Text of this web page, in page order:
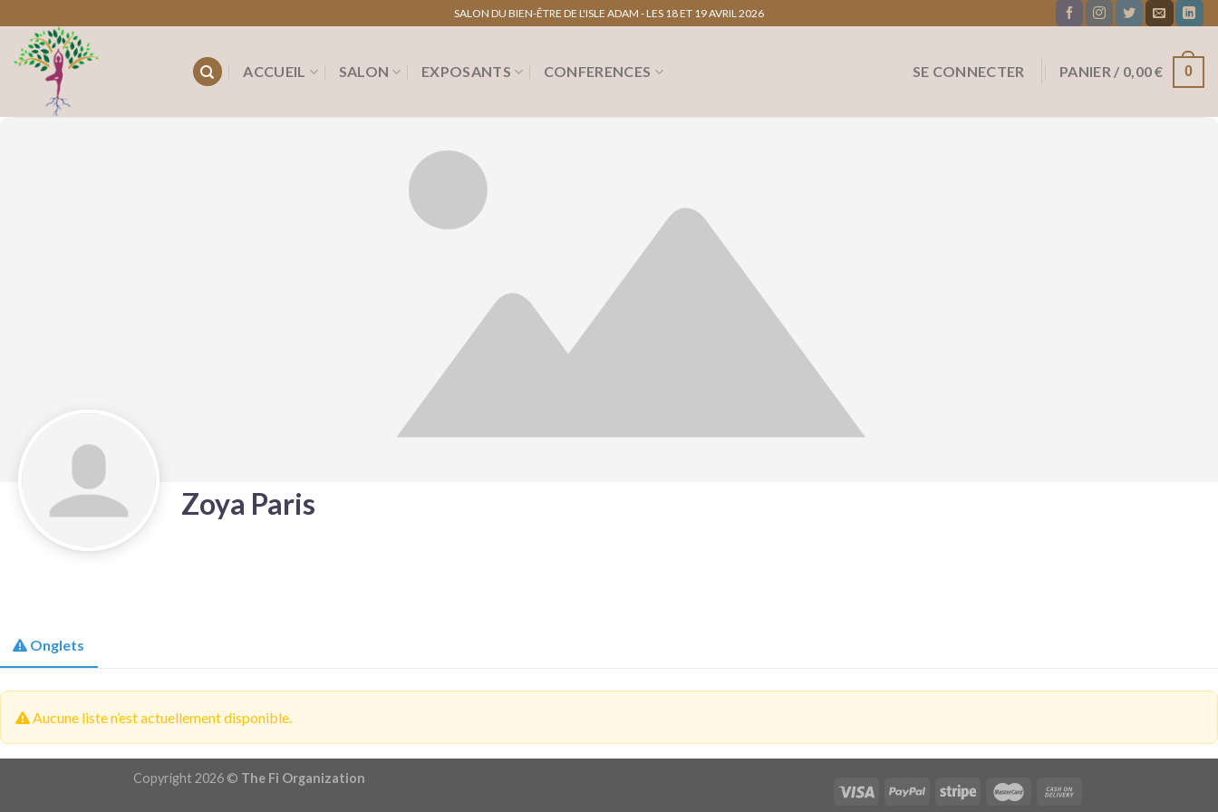
contenu
SALON DU BIEN-ÊTRE DE L'ISLE ADAM - LES 18 ET 19 AVRIL 2026
ACCUEIL SALON EXPOSANTS CONFERENCES SE CONNECTER PANIER / 0,00€ 0
Zoya Paris
Onglets
Aucune liste n’est actuellement disponible.
Copyright 2026 © The Fi Organization